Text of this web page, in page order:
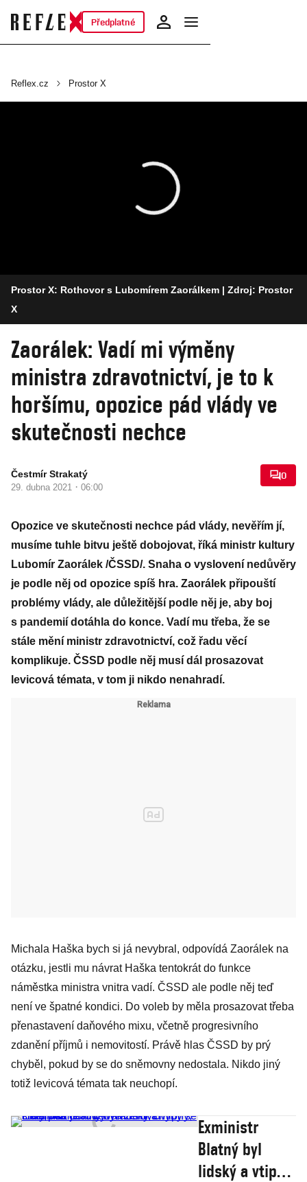
Předplatné
Reflex.cz Prostor X
Prostor X: Rothovor s Lubomírem Zaorálkem | Zdroj: Prostor
X
Zaorálek: Vadí mi výměny
ministra zdravotnictví, je to k
horšímu, opozice pád vlády ve
skutečnosti nechce
Čestmír Strakatý
29. dubna 2021 · 06:00
0
Opozice ve skutečnosti nechce pád vlády, nevěřím jí,
musíme tuhle bitvu ještě dobojovat, říká ministr kultury
Lubomír Zaorálek /ČSSD/. Snaha o vyslovení nedůvěry
je podle něj od opozice spíš hra. Zaorálek připouští
problémy vlády, ale důležitější podle něj je, aby boj
s pandemií dotáhla do konce. Vadí mu třeba, že se
stále mění ministr zdravotnictví, což řadu věcí
komplikuje. ČSSD podle něj musí dál prosazovat
levicová témata, v tom ji nikdo nenahradí.
Michala Haška bych si já nevybral, odpovídá Zaorálek na
otázku, jestli mu návrat Haška tentokrát do funkce
náměstka ministra vnitra vadí. ČSSD ale podle něj teď
není ve špatné kondici. Do voleb by měla prosazovat třeba
přenastavení daňového mixu, včetně progresivního
zdanění příjmů i nemovitostí. Právě hlas ČSSD by prý
chyběl, pokud by se do sněmovny nedostala. Nikdo jiný
totiž levicová témata tak neuchopí.
Exministr
Blatný byl
lidský a vtipný,